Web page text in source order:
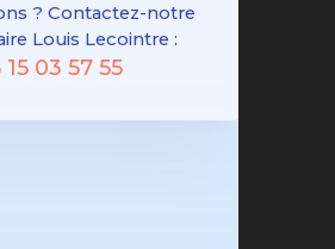
? Contactez-notre
Louis Lecointre :
15 03 57 55